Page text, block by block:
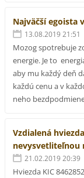
Najväčší egoista
13.08.2019 21:51
Mozog spotrebuje
energie. Je to
aby mu každý deň
každú cenu a v
neho
Vzdialená
nevysvetliteľnou
21.02.2019 20:39
Hviezda KIC